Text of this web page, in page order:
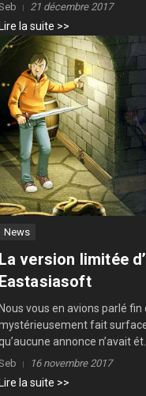
21 décembre 2017
Lire la suite >>
News
La version limitée
Eastasiasoft
Nous vous en avions parlé
fait
annonce n’avait ét...
16 novembre 2017
Lire la suite >>